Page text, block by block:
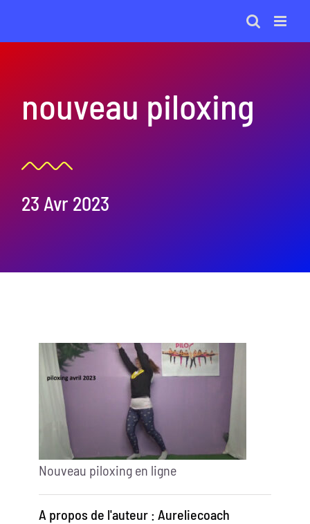
nouveau piloxing
23 Avr 2023
Nouveau piloxing en ligne
A propos de l'auteur : Aureliecoach